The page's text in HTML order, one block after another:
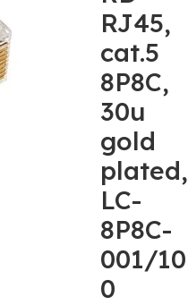
RJ45,
cat.5
8P8C,
30u
gold
plated,
LC-
8P8C-
001/10
0